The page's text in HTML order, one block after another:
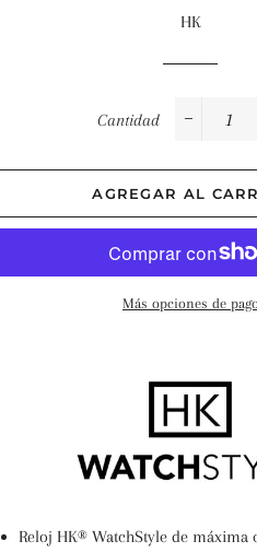
oferta
HK
Cantidad
AGREGAR AL
Más opciones de
Reloj HK® WatchStyle de máxima